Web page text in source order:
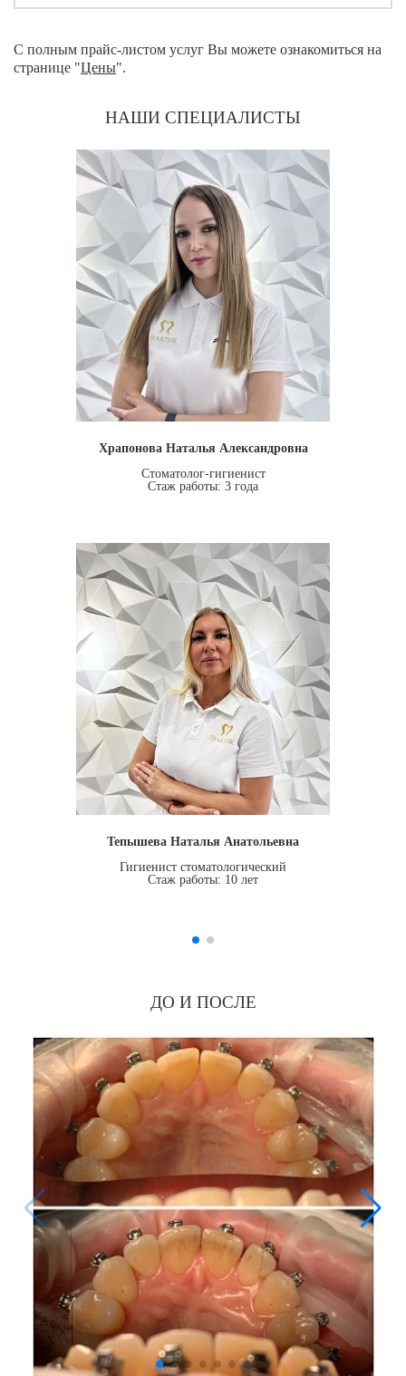
С полным прайс-листом услуг Вы можете ознакомиться на
странице "Цены".
НАШИ СПЕЦИАЛИСТЫ
Храпонова Наталья Александровна
Стоматолог-гигиенист
Стаж работы: 3 года
Тепышева Наталья Анатольевна
Гигиенист стоматологический
Стаж работы: 10 лет
ДО И ПОСЛЕ